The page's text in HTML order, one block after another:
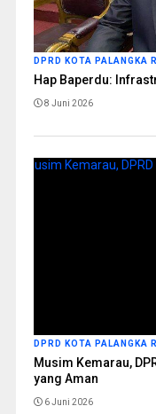
DPRD KOTA PALANGKA
Hap Baperdu:
8 Juni 2026
DPRD KOTA PALANGKA
Musim Kemarau,
yang Aman
6 Juni 2026